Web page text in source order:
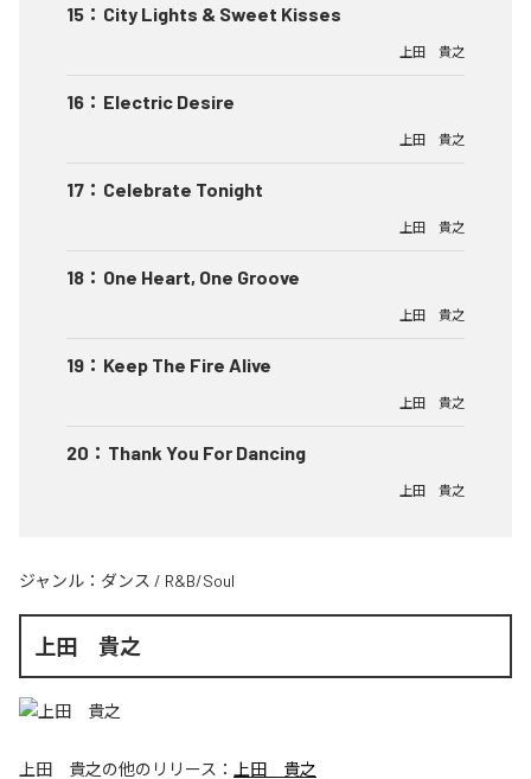
15 ： City Lights & Sweet Kisses
上田 貴之
16 ： Electric Desire
上田 貴之
17 ： Celebrate Tonight
上田 貴之
18 ： One Heart, One Groove
上田 貴之
19 ： Keep The Fire Alive
上田 貴之
20 ： Thank You For Dancing
上田 貴之
ジャンル： ダンス / R&B/Soul
上田 貴之
上田 貴之の他のリリース： 上田 貴之